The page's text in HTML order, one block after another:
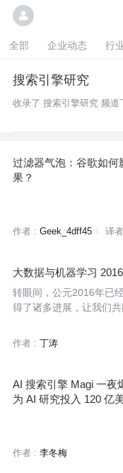
全部 企业动态 行
搜索引擎研究
收录了 搜索引擎研究 频道
过滤器气泡：谷歌如何
果？
作者 : Geek_4dff45 译
大数据与机器学习
转眼间，公元2016年已
得了诸多进展，让我们共同回顾一下。 本
（国际篇） 四、开源项目（国内篇） 五、业界动态（国内篇）
作者 : 丁涛
AI 搜索引擎 Magi 一夜
为 AI 研究投入 120 亿
作者 : 李冬梅